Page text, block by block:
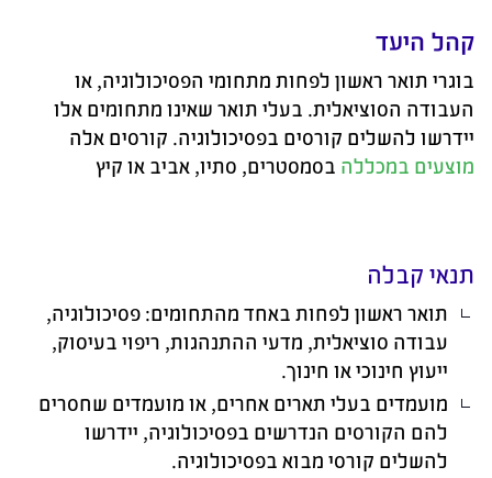
קהל היעד
בוגרי תואר ראשון לפחות מתחומי הפסיכולוגיה, או
העבודה הסוציאלית. בעלי תואר שאינו מתחומים אלו
יידרשו להשלים קורסים בפסיכולוגיה. קורסים אלה
מוצעים במכללה בסמסטרים, סתיו, אביב או קיץ
תנאי קבלה
תואר ראשון לפחות באחד מהתחומים: פסיכולוגיה,
עבודה סוציאלית, מדעי ההתנהגות, ריפוי בעיסוק,
ייעוץ חינוכי או חינוך.
מועמדים בעלי תארים אחרים, או מועמדים שחסרים
להם הקורסים הנדרשים בפסיכולוגיה, יידרשו
להשלים קורסי מבוא בפסיכולוגיה.